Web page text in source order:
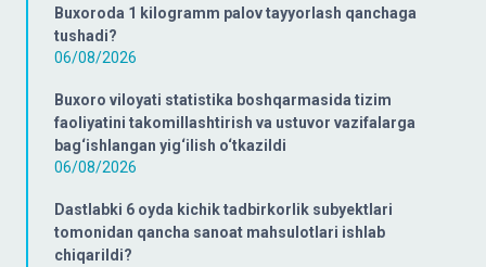
Buxoroda 1 kilogramm palov tayyorlash qanchaga
tushadi?
06/08/2026
Buxoro viloyati statistika boshqarmasida tizim
faoliyatini takomillashtirish va ustuvor vazifalarga
bag‘ishlangan yig‘ilish o‘tkazildi
06/08/2026
Dastlabki 6 oyda kichik tadbirkorlik subyektlari
tomonidan qancha sanoat mahsulotlari ishlab
chiqarildi?